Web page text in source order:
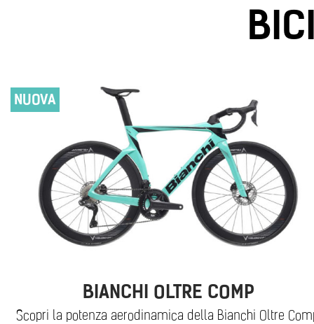
NUOVA
BIANCHI OLTRE COMP
Scopri la potenza aerodinamica della Bianchi Oltre